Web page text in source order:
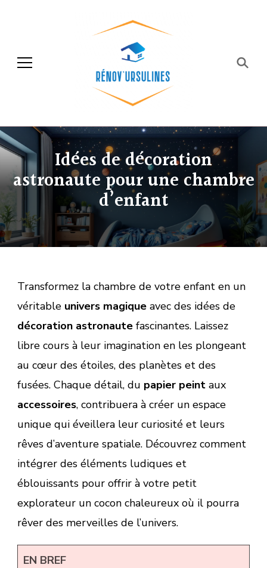
Rénov'ursulines
Idées de décoration
astronaute pour une chambre
d’enfant
Transformez la chambre de votre enfant en un
véritable univers magique avec des idées de
décoration astronaute fascinantes. Laissez
libre cours à leur imagination en les plongeant
au cœur des étoiles, des planètes et des
fusées. Chaque détail, du papier peint aux
accessoires, contribuera à créer un espace
unique qui éveillera leur curiosité et leurs
rêves d’aventure spatiale. Découvrez comment
intégrer des éléments ludiques et
éblouissants pour offrir à votre petit
explorateur un cocon chaleureux où il pourra
rêver des merveilles de l’univers.
EN BREF